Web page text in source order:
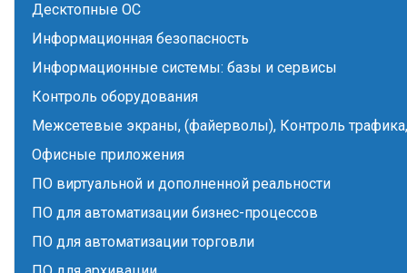
Десктопные ОС
Информационная безопасность
Информационные системы: базы и сервисы
Контроль оборудования
Межсетевые экраны, (файерволы), Контроль
Офисные приложения
ПО виртуальной и дополненной реальности
ПО для автоматизации бизнес-процессов
ПО для автоматизации торговли